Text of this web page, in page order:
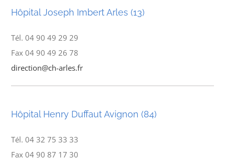
Hôpital Joseph Imbert Arles (13)
Tél. 04 90 49 29 29
Fax 04 90 49 26 78
direction@ch-arles.fr
Hôpital Henry Duffaut Avignon (84)
Tél. 04 32 75 33 33
Fax 04 90 87 17 30